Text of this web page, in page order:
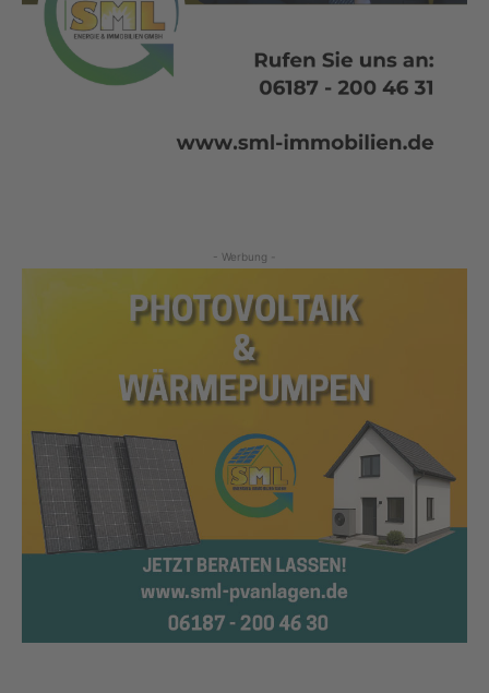
- Werbung -